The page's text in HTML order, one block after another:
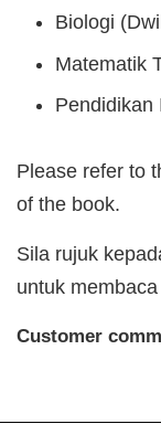
Biologi
Matematik
Pendidikan
Please refer to
of the book.
Sila rujuk
untuk
Customer